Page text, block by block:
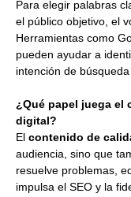
Para elegir palabras
el público objetivo, el
Herramientas como
pueden ayudar a
intención de
¿Qué papel juega el
digital?
El contenido de
audiencia, sino que
resuelve problemas,
impulsa el SEO y la